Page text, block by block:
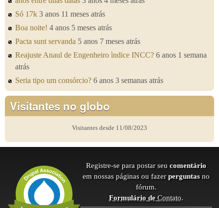
Só 17k 3 anos 11 meses atrás
Boa noite! 4 anos 5 meses atrás
Pacta sunt servanda 5 anos 7 meses atrás
Reajuste Anaul de Engenheiro ìndice INCC? 6 anos 1 semana
atrás
Seria tipo um consórcio? 6 anos 3 semanas atrás
Visitantes no globo
Visitantes desde 11/08/2023
Registre-se para postar seu comentário
em nossas páginas ou fazer perguntas no
fórum.
Formulário deContato.